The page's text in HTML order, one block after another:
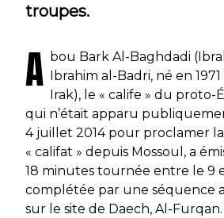
troupes.
A bou Bark Al-Baghdadi
Ibrahim al-Badri, né en
Irak), le « calife » du proto-
qui n’était apparu
4 juillet 2014 pour proclamer
« califat » depuis Mossoul, a
18 minutes tournée entre le 9
complétée par une séquence
sur le site de Daech, Al-Furqan